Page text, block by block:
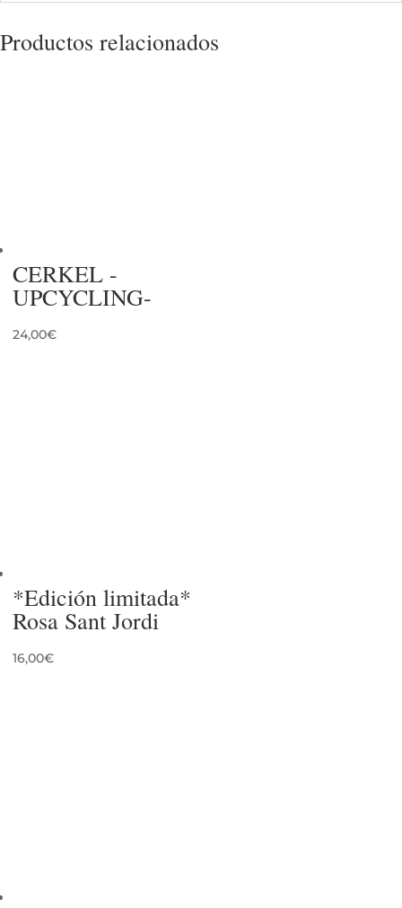
Productos relacionados
CERKEL -
UPCYCLING-
24,00€
*Edición limitada*
Rosa Sant Jordi
16,00€